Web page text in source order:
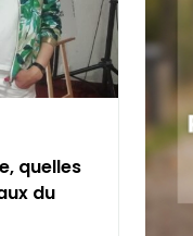
quelles
du